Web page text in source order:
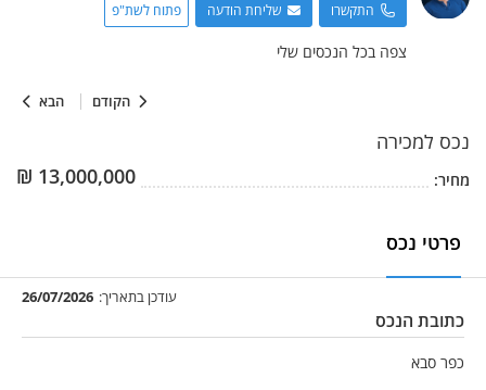
הקודם הבא
התקשרו שליחת הודעה פתוח לשת"פ
צפה בכל הנכסים שלי
נכס למכירה
מחיר: 13,000,000
₪
פרטי נכס
עודכן בתאריך: 26/07/2026
כתובת הנכס
כפר סבא